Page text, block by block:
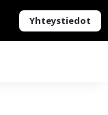
Yhteystiedot